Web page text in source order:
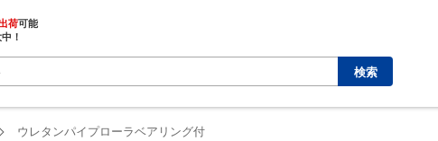
荷
！
検索
ウレタンパイプローラベアリング付